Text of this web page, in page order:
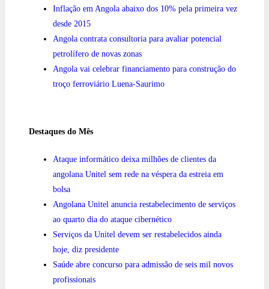
Inflação em Angola abaixo dos 10% pela primeira vez
desde 2015
Angola contrata consultoria para avaliar potencial
petrolífero de novas zonas
Angola vai celebrar financiamento para construção do
troço ferroviário Luena-Saurimo
Destaques do Mês
Ataque informático deixa milhões de clientes da
angolana Unitel sem rede na véspera da estreia em
bolsa
Angolana Unitel anuncia restabelecimento de serviços
ao quarto dia do ataque cibernético
Serviços da Unitel devem ser restabelecidos ainda
hoje, diz presidente
Saúde abre concurso para admissão de seis mil novos
profissionais